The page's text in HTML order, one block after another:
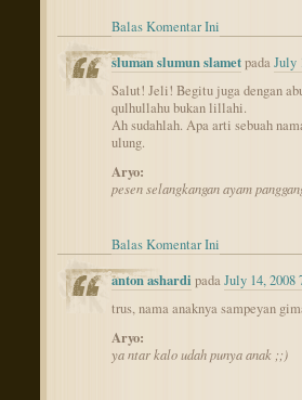
Balas Komentar Ini
sluman slumun slametpadaJuly
Salut! Jeli! Begitu juga dengan
qulhullahu bukan lillahi.
Ah sudahlah. Apa arti sebuah
ulung.
Aryo:
pesen selangkangan ayam
Balas Komentar Ini
anton ashardi padaJuly 14, 2008
trus, nama anaknya sampeyan
Aryo:
ya ntar kalo udah punya anak ;;)